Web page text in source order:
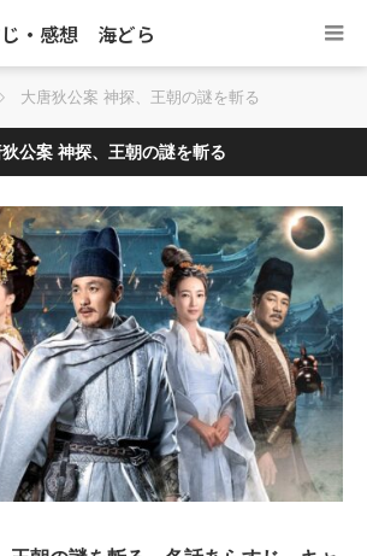
・感想 海どら
大唐狄公案 神探、王朝の謎を斬る
公案 神探、王朝の謎を斬る